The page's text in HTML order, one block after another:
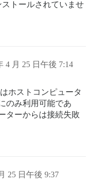
free
174
Used Avail
19G   12G  6.0G
bytes / 512 bytes
/ 512 bytes
ストールされていませ
4 月 25 日午後 7:14
ホストコンピュータ
のみ利用可能であ
ターからは接続失敗
25 日午後 9:37